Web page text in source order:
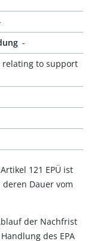
-
relating to support
121 EPÜ ist
Dauer vom
der Nachfrist
des EPA